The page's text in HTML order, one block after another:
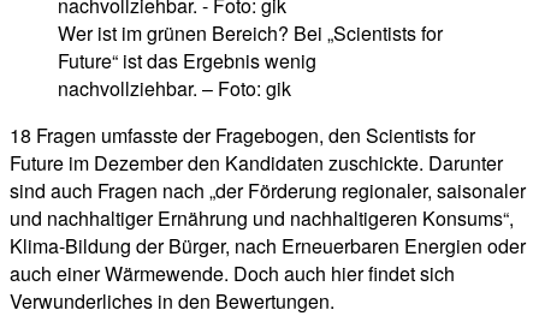
Wer ist im grünen Bereich? Bei „Scientists for
Future“ ist das Ergebnis wenig
nachvollziehbar. – Foto: gik
18 Fragen umfasste der Fragebogen, den Scientists for
Future im Dezember den Kandidaten zuschickte. Darunter
sind auch Fragen nach „der Förderung regionaler, saisonaler
und nachhaltiger Ernährung und nachhaltigeren Konsums“,
Klima-Bildung der Bürger, nach Erneuerbaren Energien oder
auch einer Wärmewende. Doch auch hier findet sich
Verwunderliches in den Bewertungen.